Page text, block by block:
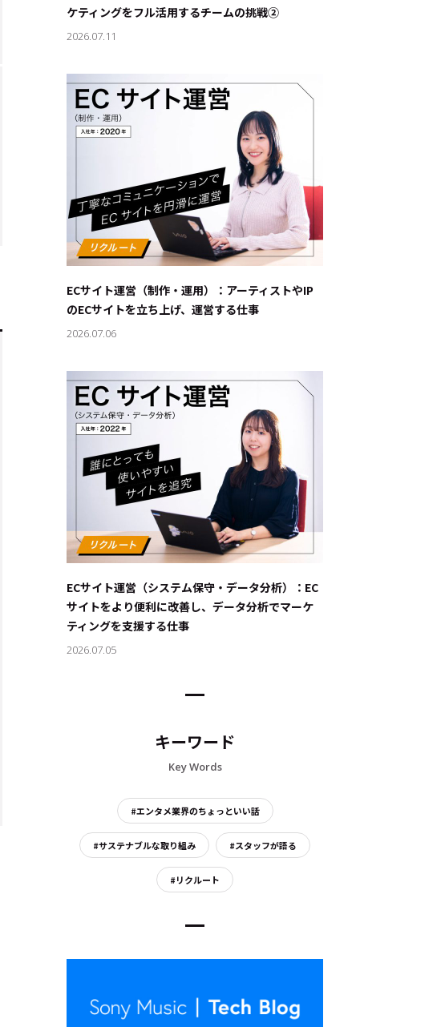
#リクルート
ケティングをフル活用するチームの挑戦②
2026.07.11
ECサイト運営（制作・運用）：アーティストやIP
のECサイトを立ち上げ、運営する仕事
2026.07.06
ECサイト運営（システム保守・データ分析）：EC
サイトをより便利に改善し、データ分析でマーケ
ティングを支援する仕事
2026.07.05
キーワード
Key Words
#エンタメ業界のちょっといい話
#サステナブルな取り組み #スタッフが語る
#リクルート